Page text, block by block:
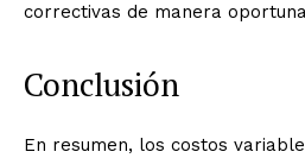
correctivas de manera
Conclusión
En resumen, los costos